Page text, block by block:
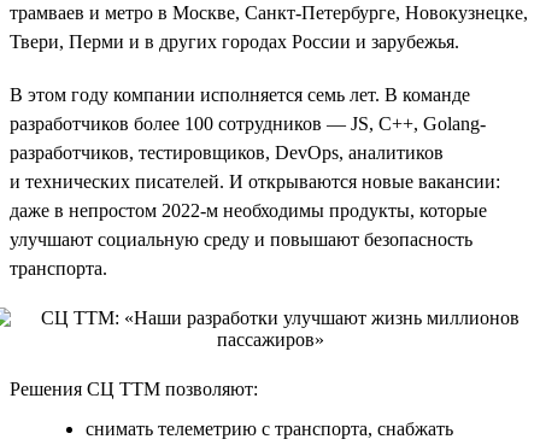
трамваев и метро в Москве, Санкт-Петербурге, Новокузнецке,
Твери, Перми и в других городах России и зарубежья.
В этом году компании исполняется семь лет. В команде
разработчиков более 100 сотрудников — JS, C++, Golang-
разработчиков, тестировщиков, DevOps, аналитиков
и технических писателей. И открываются новые вакансии:
даже в непростом 2022-м необходимы продукты, которые
улучшают социальную среду и повышают безопасность
транспорта.
Решения СЦ ТТМ позволяют:
снимать телеметрию с транспорта, снабжать